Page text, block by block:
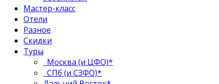
Мастер-класс
Отели
Разное
Скидки
Туры
Москва (и ЦФО)*
СПб (и СЗФО)*